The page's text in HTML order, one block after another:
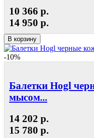
10 366 р.
14 950 р.
В корзину
-10%
Балетки Hogl
мысом...
14 202 р.
15 780 р.